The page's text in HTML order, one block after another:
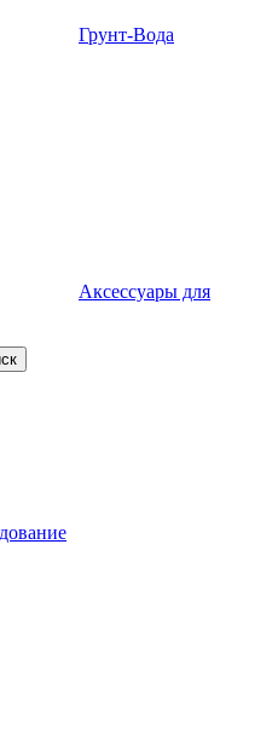
Грунт-Вода
Аксессуары для